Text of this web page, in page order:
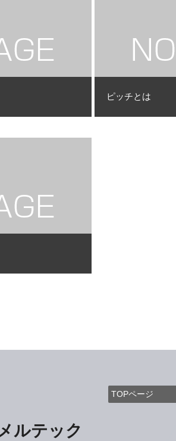
ピッチとは
ルテック
TOPページ